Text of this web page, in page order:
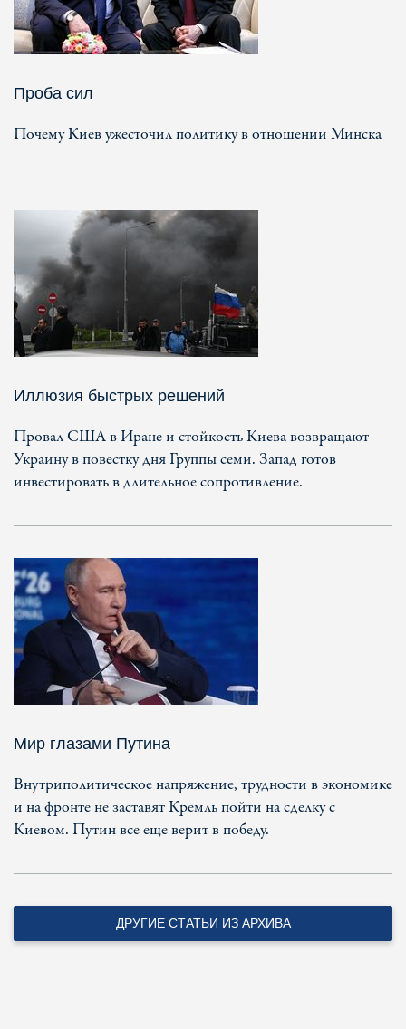
Проба сил
Почему Киев ужесточил политику в отношении Минска
Иллюзия быстрых решений
Провал США в Иране и стойкость Киева возвращают
Украину в повестку дня Группы семи. Запад готов
инвестировать в длительное сопротивление.
Мир глазами Путина
Внутриполитическое напряжение, трудности в экономике
и на фронте не заставят Кремль пойти на сделку с
Киевом. Путин все еще верит в победу.
ДРУГИЕ СТАТЬИ ИЗ АРХИВА